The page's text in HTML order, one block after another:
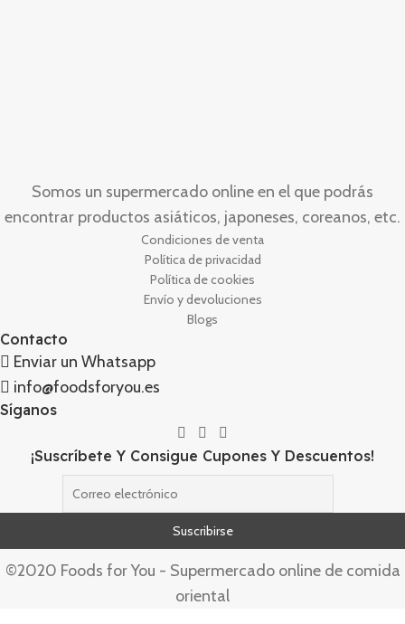
Somos un supermercado online en el que podrás
encontrar productos asiáticos, japoneses, coreanos, etc.
Condiciones de venta
Política de privacidad
Política de cookies
Envío y devoluciones
Blogs
Contacto
Enviar un Whatsapp
info@foodsforyou.es
Síganos
¡Suscríbete Y Consigue Cupones Y Descuentos!
©2020 Foods for You - Supermercado online de comida
oriental